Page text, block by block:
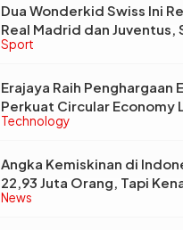
Sport
Dua Wonderkid Swiss Ini
Real Madrid dan Juventus,
Bintang Baru Eropa
Technology
Erajaya Raih Penghargaan
Perkuat Circular Economy
Pengelolaan Limbah
News
Angka Kemiskinan di
22,93 Juta Orang, Tapi
Ketimpangan Desa dan